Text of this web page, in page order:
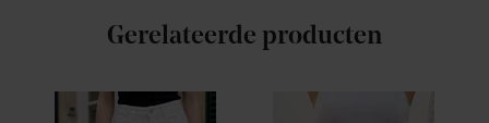
Gerelateerde producten